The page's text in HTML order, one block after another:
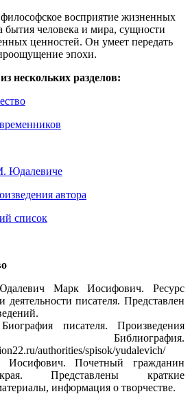
восприятие жизненных
бытия человека и мира, сущности
ценностей. Он умеет передать
эпохи.
нескольких разделов:
Юдалевиче
автора
список
Марк Иосифович. Ресурс
писателя. Представлен
писателя. Произведения
Библиография.
authorities/spisok/yudalevich/
Почетный гражданин
Представлены краткие
информация о творчестве.